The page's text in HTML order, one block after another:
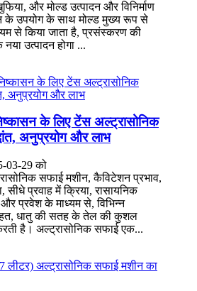
और मोल्ड उत्पादन और विनिर्माण
के उपयोग के साथ मोल्ड मुख्य रूप से
से किया जाता है, प्रसंस्करण की
उत्पादन होगा ...
के लिए टेंस अल्ट्रासोनिक
अनुप्रयोग और लाभ
03-29 को
सफाई मशीन, कैविटेशन प्रभाव,
सीधे प्रवाह में क्रिया, रासायनिक
प्रवेश के माध्यम से, विभिन्न
धातु की सतह के तेल की कुशल
है। अल्ट्रासोनिक सफाई एक...